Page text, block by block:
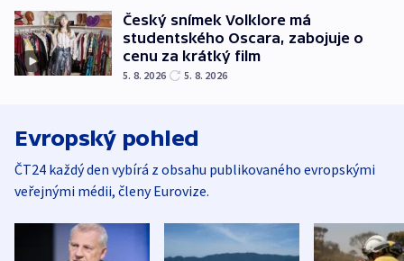
Český snímek Volklore má
studentského Oscara, zabojuje o
cenu za krátký film
5. 8. 2026 5. 8. 2026
Evropský pohled
ČT24 každý den vybírá z obsahu publikovaného evropskými
veřejnými médii, členy Eurovize.